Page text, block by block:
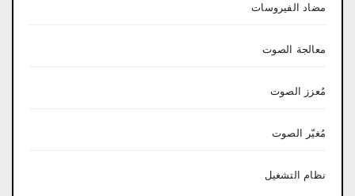
مضاد الفيروسات
معالجة الصوت
مُعزز الصوت
مُغيّر الصوت
نظام التشغيل